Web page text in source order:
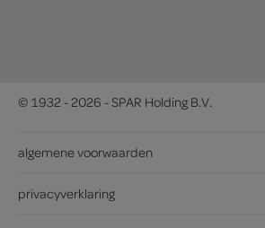
© 1932 - 2026 - SPAR Holding B.V.
algemene voorwaarden
privacyverklaring